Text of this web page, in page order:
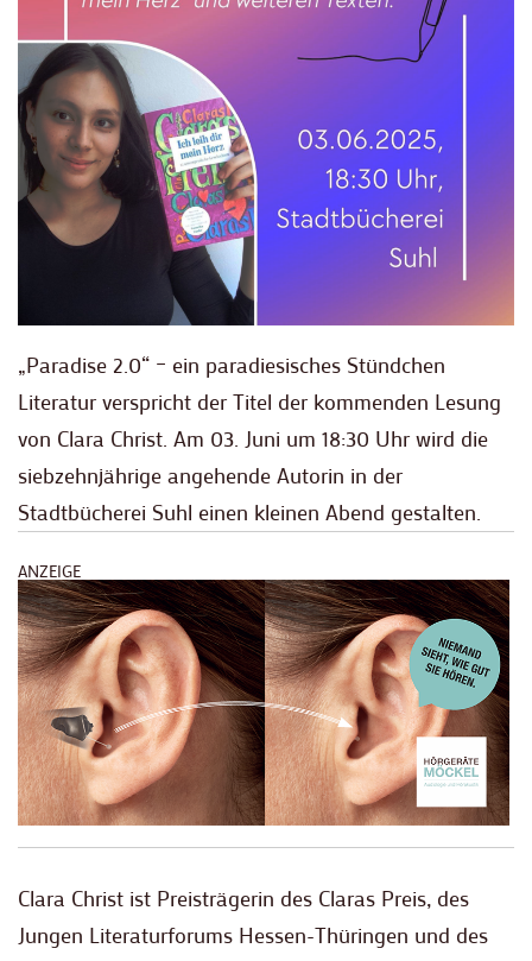
„Paradise 2.0“ – ein paradiesisches Stündchen
Literatur verspricht der Titel der kommenden Lesung
von Clara Christ. Am 03. Juni um 18:30 Uhr wird die
siebzehnjährige angehende Autorin in der
Stadtbücherei Suhl einen kleinen Abend gestalten.
ANZEIGE
Clara Christ ist Preisträgerin des Claras Preis, des
Jungen Literaturforums Hessen-Thüringen und des